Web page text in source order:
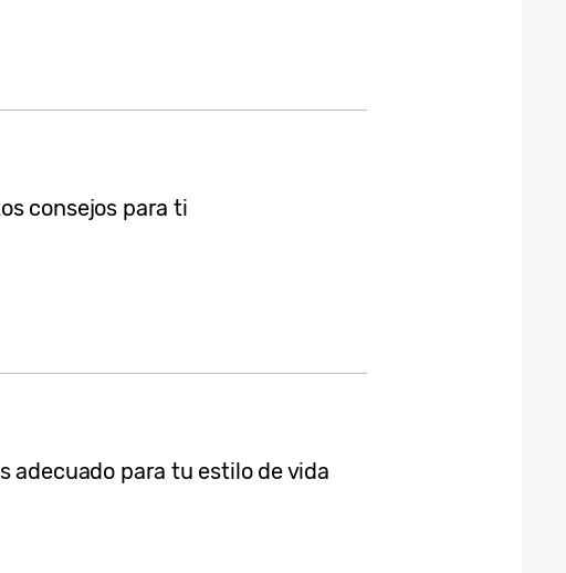
consejos para ti
adecuado para tu estilo de vida